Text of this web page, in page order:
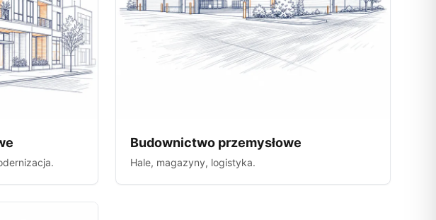
Budownictwo przemysłowe
Hale, magazyny, logistyka.